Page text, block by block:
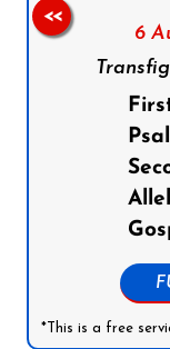
6
*This is a free
<<